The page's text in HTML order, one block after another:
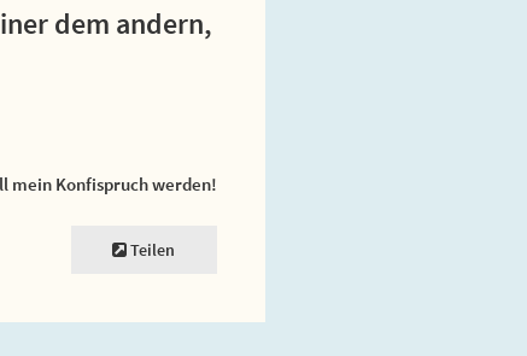
dem andern,
mein Konfispruch werden!
Teilen